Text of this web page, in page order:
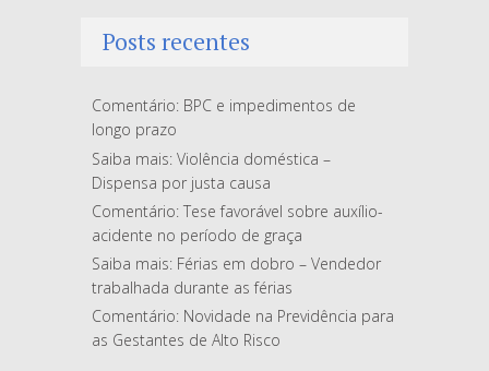
Posts recentes
Comentário: BPC e impedimentos de
longo prazo
Saiba mais: Violência doméstica –
Dispensa por justa causa
Comentário: Tese favorável sobre auxílio-
acidente no período de graça
Saiba mais: Férias em dobro – Vendedor
trabalhada durante as férias
Comentário: Novidade na Previdência para
as Gestantes de Alto Risco